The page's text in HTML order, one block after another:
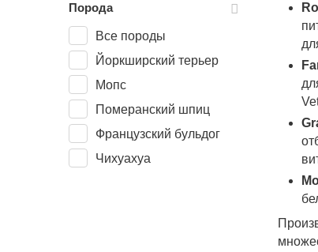
лактации
При диабете
При заболеваниях
аппарата
При расстройствах
пищеварительной
системы
Порода
Все породы
Йоркширский терьер
Мопс
Померанский шпиц
Французский бульдог
Чихуахуа